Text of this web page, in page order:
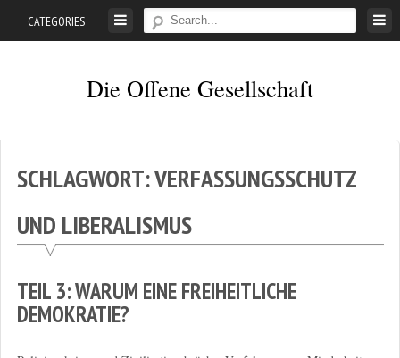
CATEGORIES
Die Offene Gesellschaft
SCHLAGWORT:VERFASSUNGSSCHUTZ
UND LIBERALISMUS
TEIL 3: WARUM EINE FREIHEITLICHE
DEMOKRATIE?